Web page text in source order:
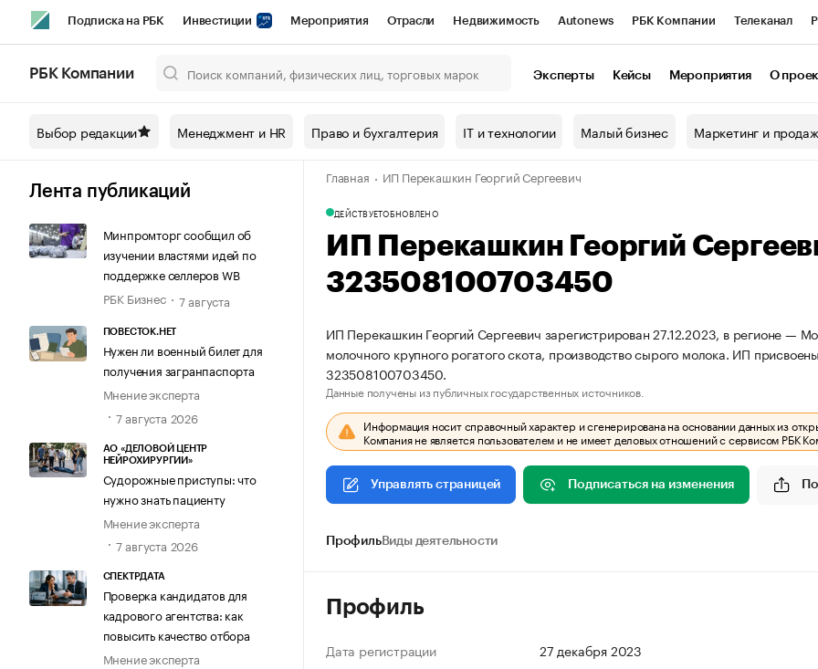
Подписка на РБК Инвестиции Мероприятия Отрасли Недвижимость Autonews РБК Компании Телеканал
Спецпроекты СПб Конференции СПб Спецпроекты Проверка контрагентов
Технологии и медиа Рынок наличной валюты
РБК Компании Эксперты Кейсы Мероприятия О
Выбор редакции Менеджмент и HR Право и бухгалтерия IT и технологии Малый бизнес Маркетинг и
Лента публикаций
Минпромторг сообщил об
изучении властями идей по
поддержке селлеров WB
РБК Бизнес
7 августа
ПОВЕСТОК.НЕТ
Нужен ли военный билет для
получения загранпаспорта
Мнение эксперта
7 августа 2026
АО «ДЕЛОВОЙ ЦЕНТР
НЕЙРОХИРУРГИИ»
Судорожные приступы: что
нужно знать пациенту
Мнение эксперта
7 августа 2026
СПЕКТРДАТА
Проверка кандидатов для
кадрового агентства: как
повысить качество отбора
Мнение эксперта
Главная ИП Перекашкин Георгий Сергеевич
ДЕЙСТВУЕТОБНОВЛЕНО
ИП Перекашкин Георгий
323508100703450
ИП Перекашкин Георгий Сергеевич зарегистрирован 27.12.2023, в регионе —
молочного крупного рогатого скота, производство сырого молока. ИП
323508100703450.
Данные получены из публичных государственных источников.
Информация носит справочный характер и сгенерирована на основании данных из
Компания не является пользователем и не имеет деловых отношений с сервисом РБК
Управлять страницей Подписаться на изменения
ПрофильВиды деятельности
Профиль
Дата регистрации
27 декабря 2023